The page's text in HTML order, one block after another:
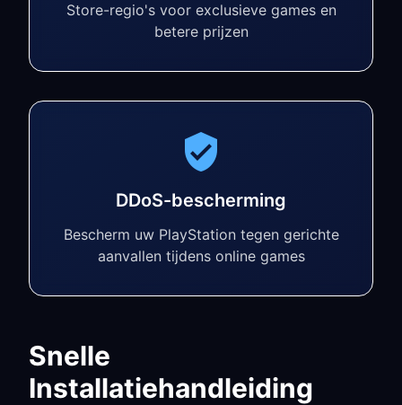
Store-regio's voor exclusieve games en
betere prijzen
DDoS-bescherming
Bescherm uw PlayStation tegen gerichte
aanvallen tijdens online games
Snelle
Installatiehandleiding